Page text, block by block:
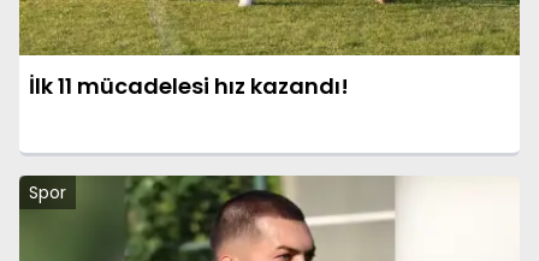
İlk 11 mücadelesi hız kazandı!
Spor